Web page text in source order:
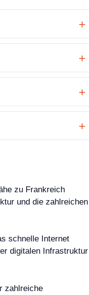
zu Frankreich
und die zahlreichen
schnelle Internet
digitalen Infrastruktur
zahlreiche